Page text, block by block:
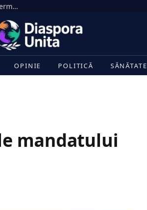
Rusia respinge acuzațiile privind incidentul cu drone din Germania: Isterie rusofobă
OPINIE POLITICĂ SĂNĂTATE
mandatului